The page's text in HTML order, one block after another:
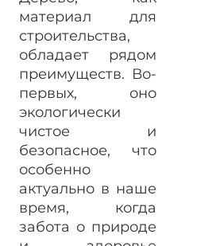
материал для
строительства,
обладает рядом
преимуществ. Во-
первых, оно
экологически
чистое и
безопасное, что
особенно
актуально в наше
время, когда
забота о природе